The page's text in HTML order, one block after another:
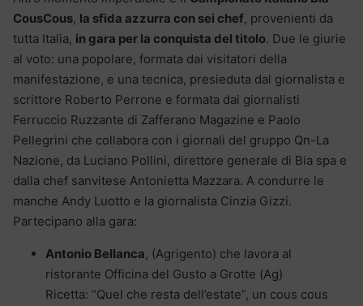
CousCous, la sfida azzurra con sei chef, provenienti da
tutta Italia, in gara per la conquista del titolo. Due le giurie
al voto: una popolare, formata dai visitatori della
manifestazione, e una tecnica, presieduta dal giornalista e
scrittore Roberto Perrone e formata dai giornalisti
Ferruccio Ruzzante di Zafferano Magazine e Paolo
Pellegrini che collabora con i giornali del gruppo Qn-La
Nazione, da Luciano Pollini, direttore generale di Bia spa e
dalla chef sanvitese Antonietta Mazzara. A condurre le
manche Andy Luotto e la giornalista Cinzia Gizzi.
Partecipano alla gara:
Antonio Bellanca, (Agrigento) che lavora al
ristorante Officina del Gusto a Grotte (Ag)
Ricetta: “Quel che resta dell’estate”, un cous cous